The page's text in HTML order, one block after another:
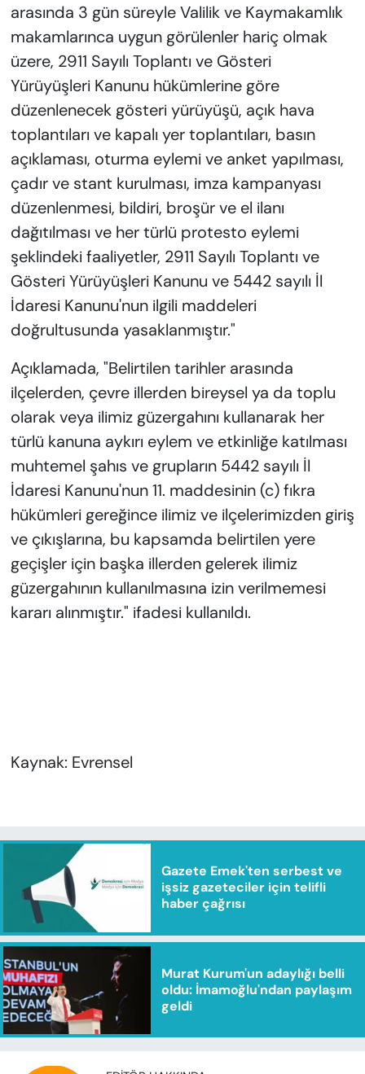
arasında 3 gün süreyle Valilik ve Kaymakamlık
makamlarınca uygun görülenler hariç olmak
üzere, 2911 Sayılı Toplantı ve Gösteri
Yürüyüşleri Kanunu hükümlerine göre
düzenlenecek gösteri yürüyüşü, açık hava
toplantıları ve kapalı yer toplantıları, basın
açıklaması, oturma eylemi ve anket yapılması,
çadır ve stant kurulması, imza kampanyası
düzenlenmesi, bildiri, broşür ve el ilanı
dağıtılması ve her türlü protesto eylemi
şeklindeki faaliyetler, 2911 Sayılı Toplantı ve
Gösteri Yürüyüşleri Kanunu ve 5442 sayılı İl
İdaresi Kanunu'nun ilgili maddeleri
doğrultusunda yasaklanmıştır."
Açıklamada, "Belirtilen tarihler arasında
ilçelerden, çevre illerden bireysel ya da toplu
olarak veya ilimiz güzergahını kullanarak her
türlü kanuna aykırı eylem ve etkinliğe katılması
muhtemel şahıs ve grupların 5442 sayılı İl
İdaresi Kanunu'nun 11. maddesinin (c) fıkra
hükümleri gereğince ilimiz ve ilçelerimizden giriş
ve çıkışlarına, bu kapsamda belirtilen yere
geçişler için başka illerden gelerek ilimiz
güzergahının kullanılmasına izin verilmemesi
kararı alınmıştır." ifadesi kullanıldı.
Kaynak: Evrensel
Gazete Emek'ten serbest ve
işsiz gazeteciler için telifli
haber çağrısı
Murat Kurum'un adaylığı belli
oldu: İmamoğlu'ndan paylaşım
geldi